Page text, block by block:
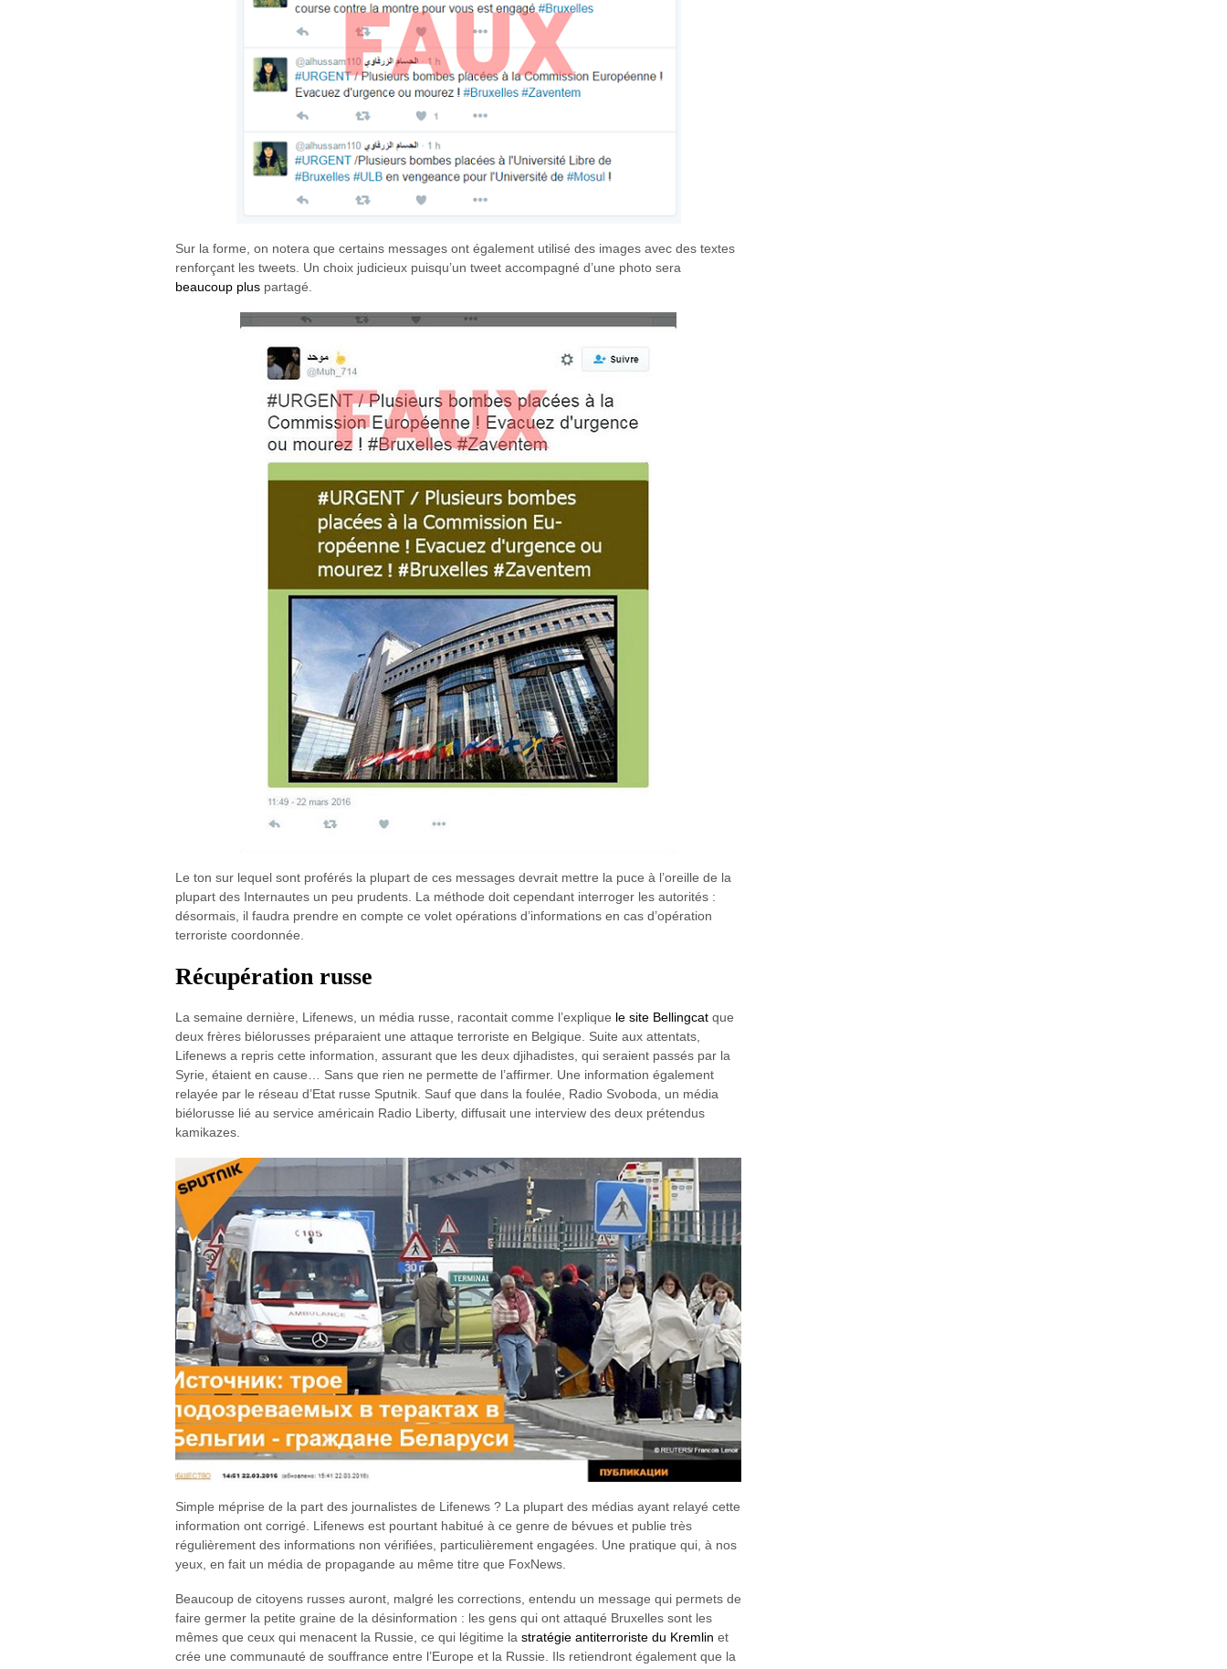
Sur la forme, on notera que certains messages ont également utilisé des images avec des textes
renforçant les tweets. Un choix judicieux puisqu’un tweet accompagné d’une photo sera
beaucoup plus partagé.
Le ton sur lequel sont proférés la plupart de ces messages devrait mettre la puce à l’oreille de la
plupart des Internautes un peu prudents. La méthode doit cependant interroger les autorités :
désormais, il faudra prendre en compte ce volet opérations d’informations en cas d’opération
terroriste coordonnée.
Récupération russe
La semaine dernière, Lifenews, un média russe, racontait comme l’explique le site Bellingcat que
deux frères biélorusses préparaient une attaque terroriste en Belgique. Suite aux attentats,
Lifenews a repris cette information, assurant que les deux djihadistes, qui seraient passés par la
Syrie, étaient en cause… Sans que rien ne permette de l’affirmer. Une information également
relayée par le réseau d’Etat russe Sputnik. Sauf que dans la foulée, Radio Svoboda, un média
biélorusse lié au service américain Radio Liberty, diffusait une interview des deux prétendus
kamikazes.
Simple méprise de la part des journalistes de Lifenews ? La plupart des médias ayant relayé cette
information ont corrigé. Lifenews est pourtant habitué à ce genre de bévues et publie très
régulièrement des informations non vérifiées, particulièrement engagées. Une pratique qui, à nos
yeux, en fait un média de propagande au même titre que FoxNews.
Beaucoup de citoyens russes auront, malgré les corrections, entendu un message qui permets de
faire germer la petite graine de la désinformation : les gens qui ont attaqué Bruxelles sont les
mêmes que ceux qui menacent la Russie, ce qui légitime la stratégie antiterroriste du Kremlin et
crée une communauté de souffrance entre l’Europe et la Russie. Ils retiendront également que la